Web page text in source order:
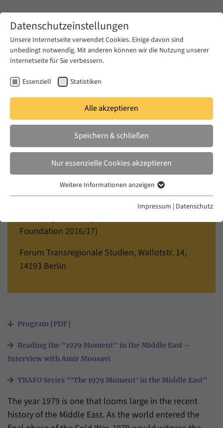
Zum Hauptinhalt springen
DO. 15 JUNI 2017 – FR. 16 JUNI 2017
Reading the '1979 Moment' in the
Middle East
Convened by Amir Moosavi (EUME Fellow of the
Foundation 2016/17)
Forum Transregionale Studien, Wallotstr. 14,
14193 Berlin
Program [PDF]
Reading the "1979 Moment" in the Middle East –
Interview with Amir Moosavi
TRAFO Series "'The 1979 Moment' in the Middle East"
The year 1979 is one that looms large in the recent
history of the Middle East. As the world entered the
Datenschutzeinstellungen
Unsere Internetseite verwendet Cookies. Einige davon sind
unbedingt notwendig. Mit anderen können wir die Nutzung unserer
Internetseite für Sie verbessern.
Essenziell Statistiken
Alle akzeptieren
Speichern & schließen
Nur essenzielle Cookies akzeptieren
Essenzielle Cookies werden für grundlegende Funktionen der
einwandfrei funktioniert.
Anbieter
Zweck
Cookie-Einstellungen für diese Website zu
Name SgCookieOptin.lastPreferences
Anbieter Forum Transregionale Studien e.V.
Laufzeit 1 Jahr
Statistiken
Inhalte unserer Internetseite erstellen. Die Statistiken verwalten
weitergegeben.
Name _pk_id
Zweck
Mit diesem Cookie können wir Informationen
über Benutzer unserer Internetseite
Cookie-Informationen anzeigen
Weitere Informationen anzeigen
Impressum | Datenschutz